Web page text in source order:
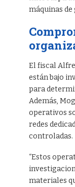
máquinas de
El fiscal
están bajo
para
Además,
operativos
redes
controladas.
“Estos
materiales